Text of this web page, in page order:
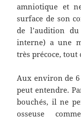
amniotique et
surface de son
de l’audition
interne) a une
très précoce, tout
Aux environ de
peut entendre.
bouchés, il ne
osseuse